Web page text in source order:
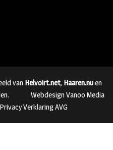
van Helvoirt.net, Haaren.nuen
Webdesign Vanoo Media
Privacy Verklaring AVG